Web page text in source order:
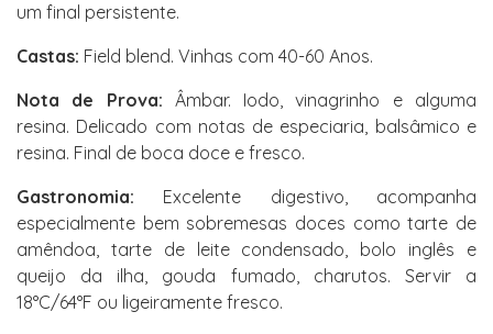
um final persistente.
Castas: Field blend. Vinhas com 40-60 Anos.
Nota de Prova: Âmbar. Iodo, vinagrinho e alguma
resina. Delicado com notas de especiaria, balsâmico e
resina. Final de boca doce e fresco.
Gastronomia: Excelente digestivo, acompanha
especialmente bem sobremesas doces como tarte de
amêndoa, tarte de leite condensado, bolo inglês e
queijo da ilha, gouda fumado, charutos. Servir a
18°C/64°F ou ligeiramente fresco.